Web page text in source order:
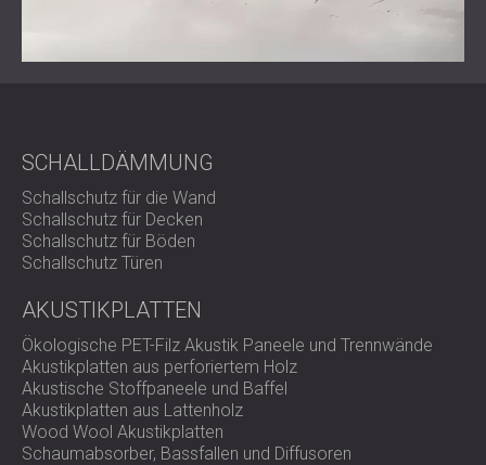
SCHALLDÄMMUNG
Schallschutz für die Wand
Schallschutz für Decken
Schallschutz für Böden
Schallschutz Türen
AKUSTIKPLATTEN
Ökologische PET-Filz Akustik Paneele und Trennwände
Akustikplatten aus perforiertem Holz
Akustische Stoffpaneele und Baffel
Akustikplatten aus Lattenholz
Wood Wool Akustikplatten
Schaumabsorber, Bassfallen und Diffusoren